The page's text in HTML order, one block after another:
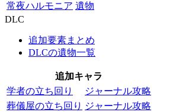
常夜ハルモニア 遺物
DLC
追加要素まとめ
DLCの遺物一覧
追加キャラ
学者の立ち回り
ジャーナル攻略
葬儀屋の立ち回り ジャーナル攻略